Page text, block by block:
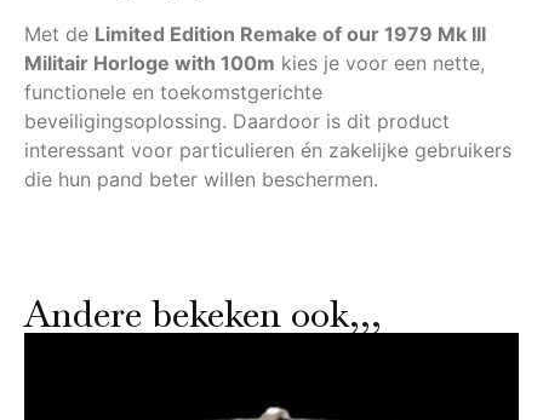
Met de Limited Edition Remake of our 1979 Mk III
Militair Horloge with 100m kies je voor een nette,
functionele en toekomstgerichte
beveiligingsoplossing. Daardoor is dit product
interessant voor particulieren én zakelijke gebruikers
die hun pand beter willen beschermen.
Andere bekeken ook,,,